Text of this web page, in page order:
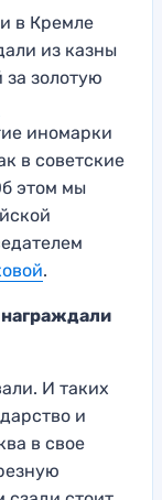
в Кремле
из казны
за золотую
иномарки
в советские
этом мы
.
И таких
и
в свое